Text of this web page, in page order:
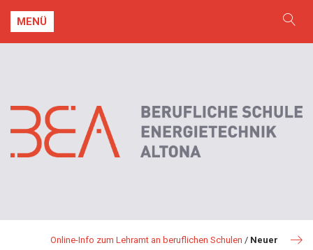
MENÜ
Online-Info zum Lehramt an beruflichen Schulen / Neuer